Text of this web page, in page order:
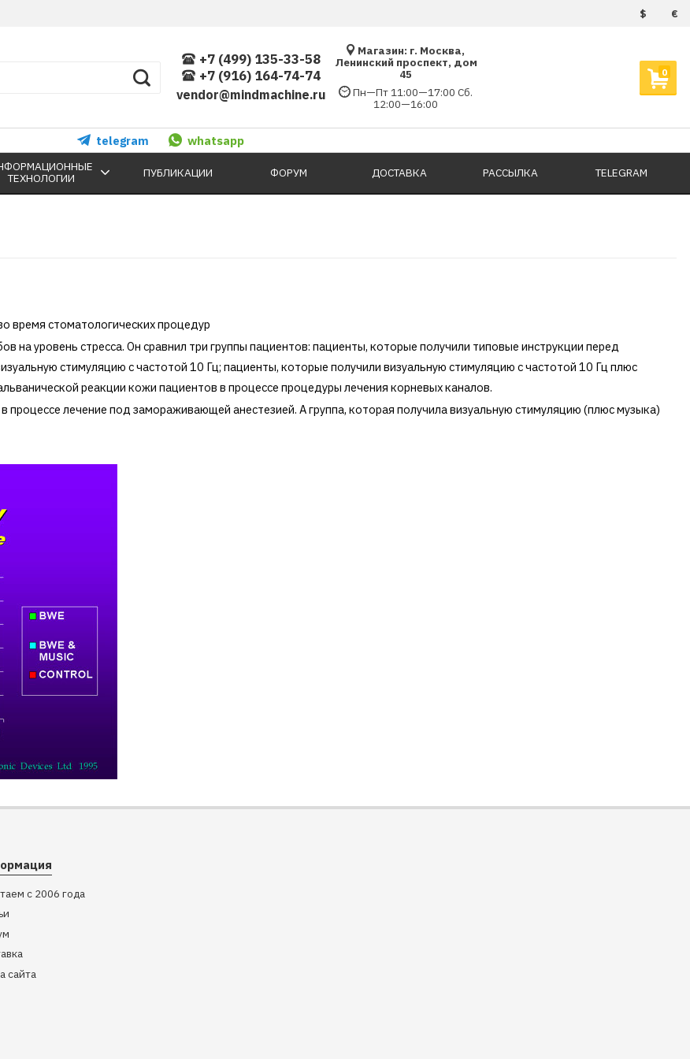
$ €
+7 (499) 135-33-58
+7 (916) 164-74-74
vendor@mindmachine.ru
Магазин: г. Москва,
Ленинский проспект, дом
45
Пн—Пт 11:00—17:00 Сб.
12:00—16:00
0
telegram whatsapp
ТЕХНОЛОГИИ
ПУБЛИКАЦИИ ФОРУМ ДОСТАВКА РАССЫЛКА TELEGRAM
время стоматологических процедур
на уровень стресса. Он сравнил три группы пациентов: пациенты, которые получили типовые инструкции перед
стимуляцию с частотой 10 Гц; пациенты, которые получили визуальную стимуляцию с частотой 10 Гц плюс
реакции кожи пациентов в процессе процедуры лечения корневых каналов.
процессе лечение под замораживающей анестезией. А группа, которая получила визуальную стимуляцию (плюс музыка)
с 2006 года
сайта